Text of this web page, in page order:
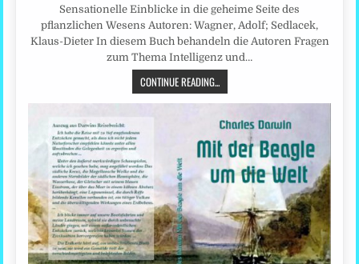
Sensationelle Einblicke in die geheime Seite des
pflanzlichen Wesens Autoren: Wagner, Adolf; Sedlacek,
Klaus-Dieter In diesem Buch behandeln die Autoren Fragen
zum Thema Intelligenz und…
CONTINUE READING...